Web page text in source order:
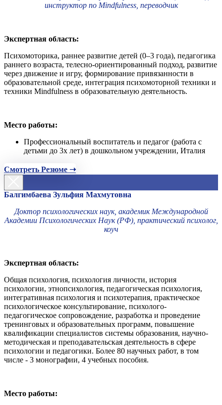
инструктор по Mindfulness, переводчик
Экспертная область:
Психомоторика, раннее развитие детей (0–3 года), педагогика
раннего возраста, телесно-ориентированный подход, развитие
через движение и игру, формирование привязанности в
образовательной среде, интеграция психомоторной техники и
техники Mindfulness в образовательную деятельность.
Место работы:
Профессиональный воспитатель и педагог (работа с
детьми до 3х лет) в дошкольном учреждении, Италия
Смотреть Резюме ➝
Балгимбаева Зульфия Махмутовна
Доктор психологических наук, академик Международной
Академии Психологических Наук (РФ), практический психолог,
коуч
Экспертная область:
Общая психология, психология личности, история
психологии, этнопсихология, педагогическая психология,
интегративная психология и психотерапия, практическое
психологическое консультирование, психолого-
педагогическое сопровождение, разработка и проведение
тренинговых и образовательных программ, повышение
квалификации специалистов системы образования, научно-
методическая и преподавательская деятельность в сфере
психологии и педагогики. Более 80 научных работ, в том
числе - 3 монографии, 4 учебных пособия.
Место работы: